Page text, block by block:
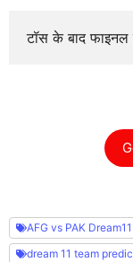
टॉस के बाद
AFG vs PAK Dream11
dream 11 team